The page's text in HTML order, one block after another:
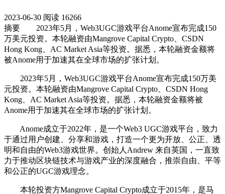
2023-06-30 阅读 16266
摘要 2023年5月，Web3UGC游戏平台Anome宣布完成150
万美元投资。本轮融资由Mangrove Capital Crypto、CSDN
Hong Kong、AC Market Asia等投资。据悉，本轮融资金额将
被Anome用于加速其在全球市场的扩张计划。
2023年5月，Web3UGC游戏平台Anome宣布完成150万美
元投资。本轮融资由Mangrove Capital Crypto、CSDN Hong
Kong、AC Market Asia等投资。据悉，本轮融资金额将被
Anome用于加速其在全球市场的扩张计划。
Anome成立于2022年，是一个Web3 UGC游戏平台，致力
于通过用户创建、分享和游戏，打造一个更为开放、公正、透
明和自由的Web3游戏世界。创始人Andrew 来自英国，一直致
力于推动区块链技术与游戏产业的深度融合，推崇自由、平等
和公正的UGC游戏理念。
本轮投资方Mangrove Capital Crypto成立于2015年，是马